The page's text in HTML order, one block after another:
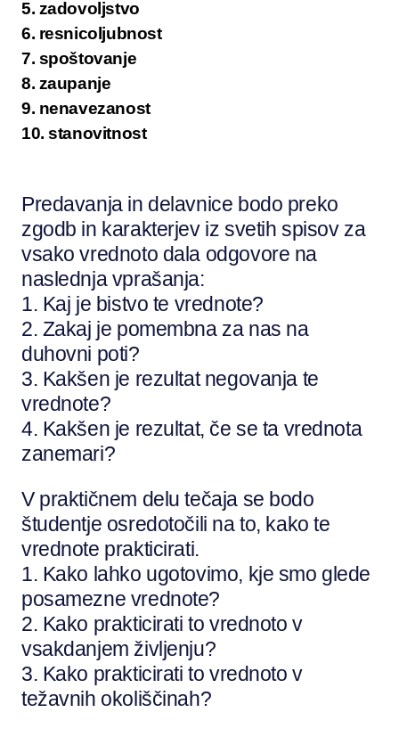
5. zadovoljstvo
6. resnicoljubnost
7. spoštovanje
8. zaupanje
9. nenavezanost
10. stanovitnost
Predavanja in delavnice bodo preko
zgodb in karakterjev iz svetih spisov za
vsako vrednoto dala odgovore na
naslednja vprašanja:
1. Kaj je bistvo te vrednote?
2. Zakaj je pomembna za nas na
duhovni poti?
3. Kakšen je rezultat negovanja te
vrednote?
4. Kakšen je rezultat, če se ta vrednota
zanemari?
V praktičnem delu tečaja se bodo
študentje osredotočili na to, kako te
vrednote prakticirati.
1. Kako lahko ugotovimo, kje smo glede
posamezne vrednote?
2. Kako prakticirati to vrednoto v
vsakdanjem življenju?
3. Kako prakticirati to vrednoto v
težavnih okoliščinah?